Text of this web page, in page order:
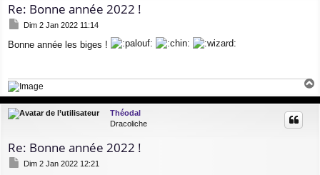
Re: Bonne année 2022 !
M
s
g
e
Dim 2 Jan 2022 11:14
Bonne année les biges !
a
u
Théodal
Dracoliche
Re: Bonne année 2022 !
M
Dim 2 Jan 2022 12:21